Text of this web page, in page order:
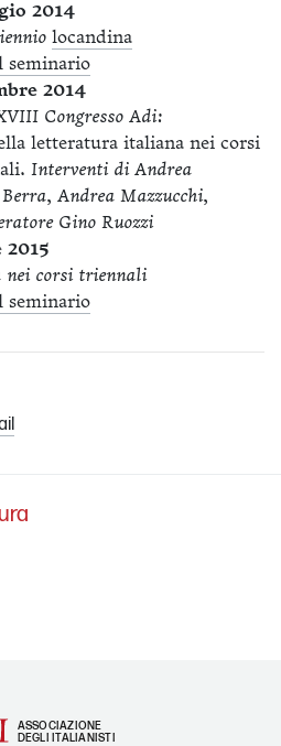
2014
locandina
seminario
2014
Congresso Adi:
letteratura italiana nei corsi
Interventi di Andrea
Andrea Mazzucchi,
Gino Ruozzi
corsi triennali
seminario
ASSOCIAZIONE
DEGLI ITALIANISTI